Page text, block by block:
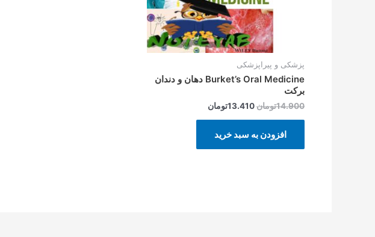
پزشکی و پیراپزشکی
Burket’s Oral Medicine دهان و دندان
برکت
14.900تومان13.410تومان
افزودن به سبد خرید